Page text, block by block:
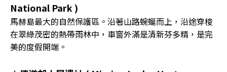
National Park )
馬赫島最大的自然保護區。沿著山路蜿蜒而上，沿途穿梭
在翠綠茂密的熱帶雨林中，車窗外滿是清新芬多精，是完
美的度假開端。